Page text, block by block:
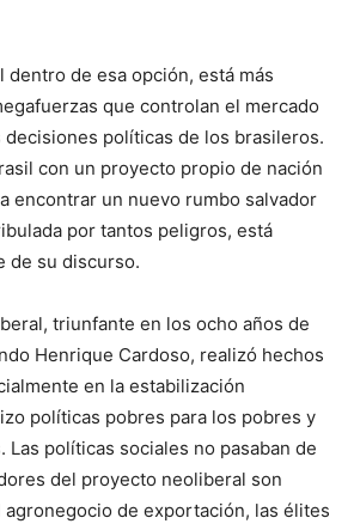
dentro de esa opción, está más
que controlan el mercado
decisiones políticas de los brasileros.
con un proyecto propio de nación
encontrar un nuevo rumbo salvador
por tantos peligros, está
de su discurso.
triunfante en los ocho años de
Henrique Cardoso, realizó hechos
en la estabilización
políticas pobres para los pobres y
Las políticas sociales no pasaban de
del proyecto neoliberal son
de exportación, las élites